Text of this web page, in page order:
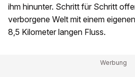
ihm hinunter. Schritt für Schritt
verborgene Welt mit einem
8,5 Kilometer langen Fluss.